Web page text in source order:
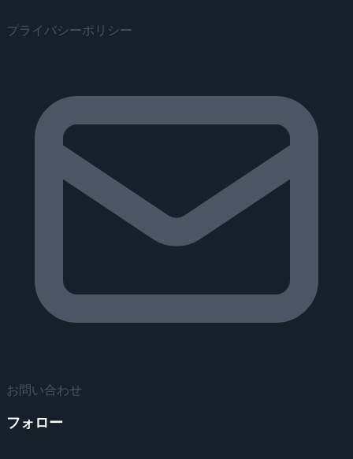
プライバシーポリシー
お問い合わせ
フォロー